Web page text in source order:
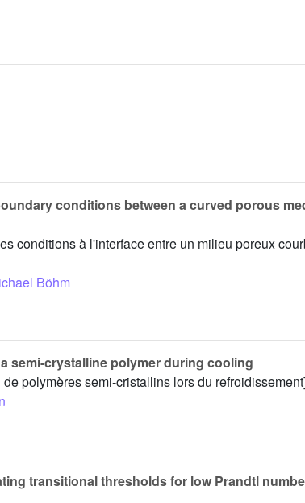
conditions between a curved porous
conditions à l'interface entre un milieu poreux
Böhm
semi-crystalline polymer during cooling
polymères semi-cristallins lors du
transitional thresholds for low Prandtl